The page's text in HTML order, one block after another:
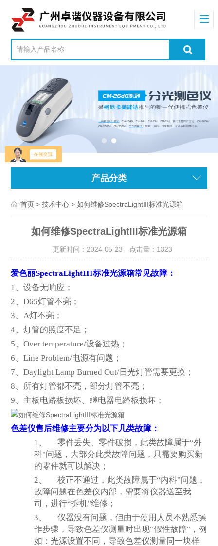
产品分类
首页 >技术中心 > 如何维修SpectraLightIII标准光源箱
如何维修SpectraLightIII标准光源箱
更新时间：2024-05-23 点击量： 1323
爱色丽SpectraLightIII标准光源箱常见故障：
1、设备无响应；
2、D65灯管不亮；
3、A灯不亮；
4、灯管的照度不足；
5、Over temperature/设备过热；
6、Line Problem/电源有问题；
7、Daylight Lamp Burned Out/日光灯管需要更换；
8、所有灯管都不亮，部分灯管不亮；
9、主板电路板损坏、继电器电路板损坏；
色差仪售后维修主要分为以下几类故障：
1、
零件丢失、零件破损，此类故障属于“外
科"问题，大部分此类故障问题，只需要购买新
的零件就可以解决；
2、
校正不通过，此类故障属于“内科"问题，
故障问题在色差仪内部，需要将仪器送至我
司，进行“拆机"维修；
3、
仪器没有问题，但由于使用人员不熟悉操
作步骤，导致色差仪测量时出现“假性故障"，例
如：光源设置不同，导致色差仪测量同一块样